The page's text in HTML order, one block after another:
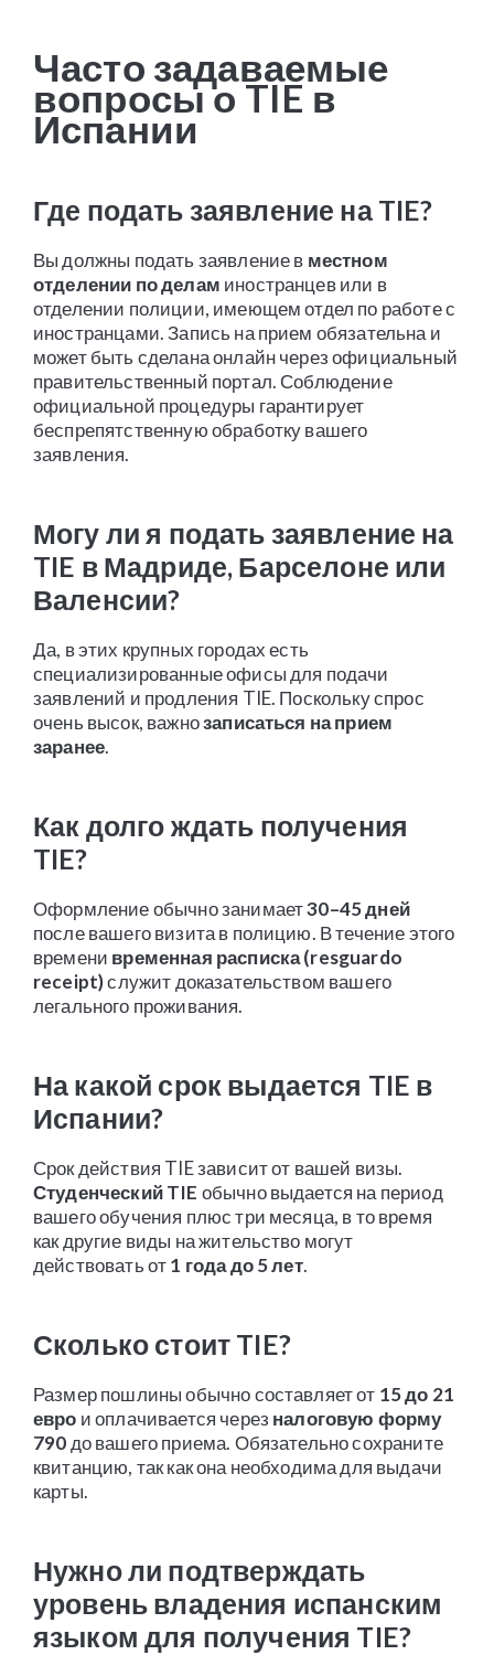
Часто задаваемые
вопросы о TIE в
Испании
Где подать заявление на TIE?
Вы должны подать заявление в местном
отделении по делам иностранцев или в
отделении полиции, имеющем отдел по работе с
иностранцами. Запись на прием обязательна и
может быть сделана онлайн через официальный
правительственный портал. Соблюдение
официальной процедуры гарантирует
беспрепятственную обработку вашего
заявления.
Могу ли я подать заявление на
TIE в Мадриде, Барселоне или
Валенсии?
Да, в этих крупных городах есть
специализированные офисы для подачи
заявлений и продления TIE. Поскольку спрос
очень высок, важнозаписаться на прием
заранее.
Как долго ждать получения
TIE?
Оформление обычно занимает30–45 дней
после вашего визита в полицию. В течение этого
времени временная расписка (resguardo
receipt)служит доказательством вашего
легального проживания.
На какой срок выдается TIE в
Испании?
Срок действия TIE зависит от вашей визы.
Студенческий TIE обычно выдается на период
вашего обучения плюс три месяца, в то время
как другие виды на жительство могут
действовать от1 года до 5 лет.
Сколько стоит TIE?
Размер пошлины обычно составляет от 15 до 21
евро и оплачивается через налоговую форму
790до вашего приема. Обязательно сохраните
квитанцию, так как она необходима для выдачи
карты.
Нужно ли подтверждать
уровень владения испанским
языком для получения TIE?